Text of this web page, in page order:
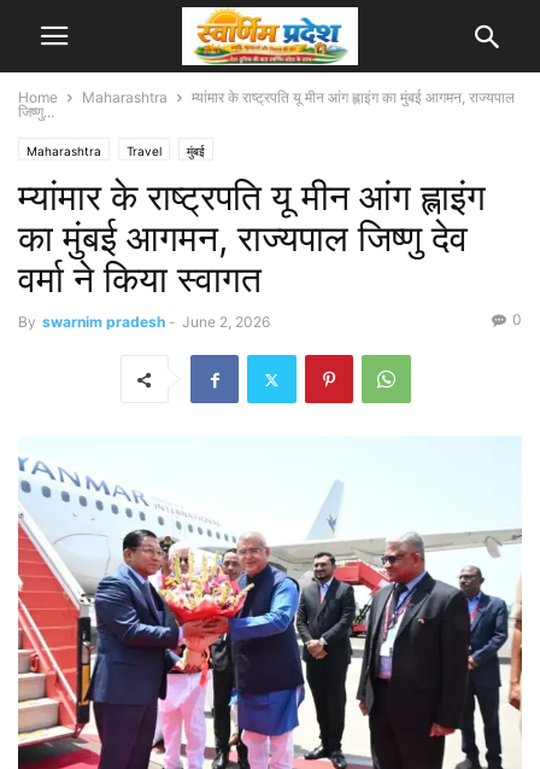
Home Maharashtra
म्यांमार के राष्ट्रपति यू मीन आंग ह्लाइंग का मुंबई आगमन, राज्यपाल
जिष्णु...
Maharashtra Travel मुंबई
म्यांमार के राष्ट्रपति यू मीन आंग ह्लाइंग
का मुंबई आगमन, राज्यपाल जिष्णु देव
वर्मा ने किया स्वागत
By swarnim pradesh - June 2, 2026 0